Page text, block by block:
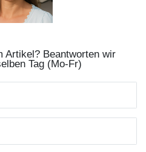
Artikel? Beantworten wir
Tag (Mo-Fr)